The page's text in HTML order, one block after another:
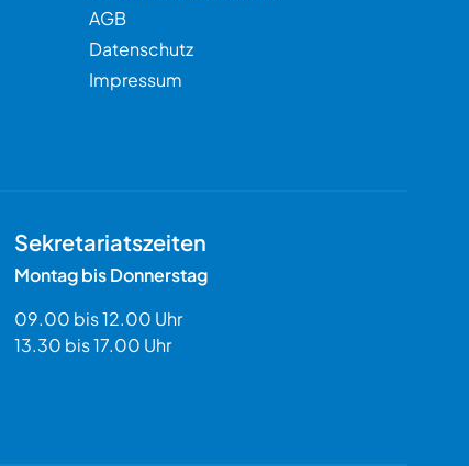
AGB
Datenschutz
Impressum
Sekretariatszeiten
Montag bis Donnerstag
09.00 bis 12.00 Uhr
13.30 bis 17.00 Uhr